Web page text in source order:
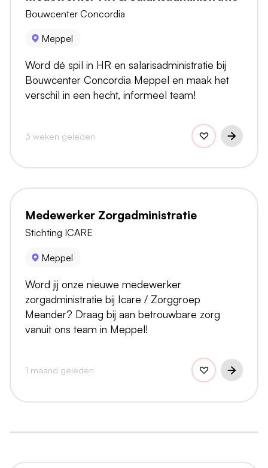
Bouwcenter Concordia
Meppel
Word dé spil in HR en salarisadministratie bij
Bouwcenter Concordia Meppel en maak het
verschil in een hecht, informeel team!
3 weken geleden
Medewerker Zorgadministratie
Stichting ICARE
Meppel
Word jij onze nieuwe medewerker
zorgadministratie bij Icare / Zorggroep
Meander? Draag bij aan betrouwbare zorg
vanuit ons team in Meppel!
1 maand geleden